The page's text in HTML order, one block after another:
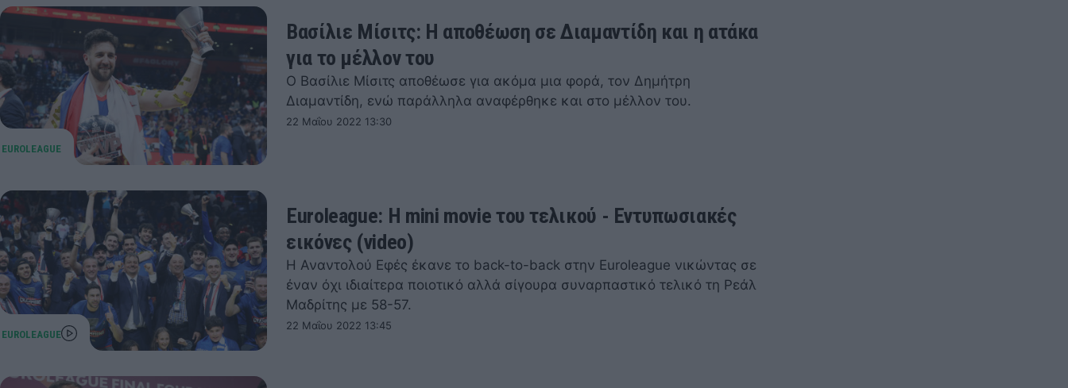
Βασίλιε Μίσιτς: Η αποθέωση σε Διαμαντίδη και η ατάκα
για το μέλλον του
Ο Βασίλιε Μίσιτς αποθέωσε για ακόμα μια φορά, τον Δημήτρη
Διαμαντίδη, ενώ παράλληλα αναφέρθηκε και στο μέλλον του.
22 Μαΐου 2022 13:30
Euroleague: Η mini movie του τελικού - Εντυπωσιακές
εικόνες (video)
Η Αναντολού Εφές έκανε το back-to-back στην Euroleague νικώντας σε
έναν όχι ιδιαίτερα ποιοτικό αλλά σίγουρα συναρπαστικό τελικό τη Ρεάλ
Μαδρίτης με 58-57.
22 Μαΐου 2022 13:45